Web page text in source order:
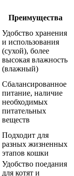
Преимущества
Удобство хранения
и использования
(сухой), более
высокая влажность
(влажный)
Сбалансированное
питание, наличие
необходимых
питательных
веществ
Подходит для
разных жизненных
этапов кошки
Удобство поедания
для котят и